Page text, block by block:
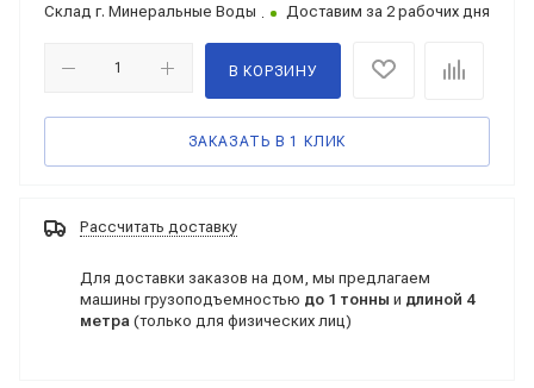
Склад г. Минеральные Воды Доставим за 2 рабочих дня
В КОРЗИНУ
ЗАКАЗАТЬ В 1 КЛИК
Рассчитать доставку
Для доставки заказов на дом, мы предлагаем
машины грузоподъемностью до 1 тонны и длиной 4
метра (только для физических лиц)